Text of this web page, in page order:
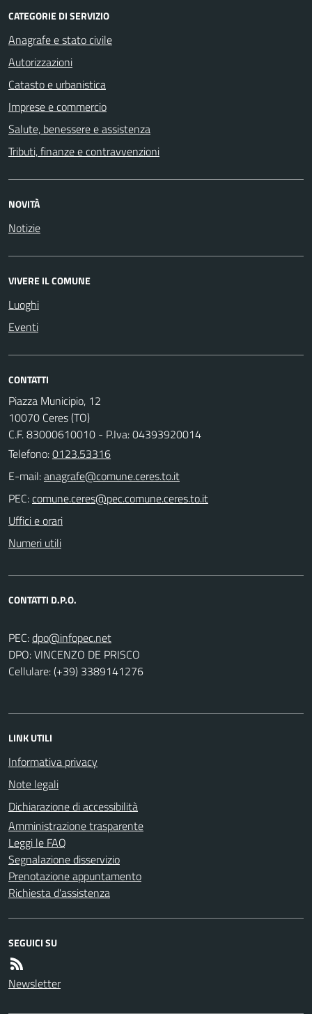
CATEGORIE DI SERVIZIO
Anagrafe e stato civile
Autorizzazioni
Catasto e urbanistica
Imprese e commercio
Salute, benessere e assistenza
Tributi, finanze e contravvenzioni
NOVITÀ
Notizie
VIVERE IL COMUNE
Luoghi
Eventi
CONTATTI
Piazza Municipio, 12
10070 Ceres (TO)
C.F. 83000610010 - P.Iva: 04393920014
Telefono:0123.53316
E-mail:
PEC:
Uffici e orari
Numeri utili
CONTATTI D.P.O.
PEC:
DPO: VINCENZO DE PRISCO
Cellulare: (+39) 3389141276
LINK UTILI
Informativa privacy
Note legali
Dichiarazione di accessibilità
Amministrazione trasparente
Leggi le FAQ
Segnalazione disservizio
Prenotazione appuntamento
Richiesta d'assistenza
SEGUICI SU
Newsletter